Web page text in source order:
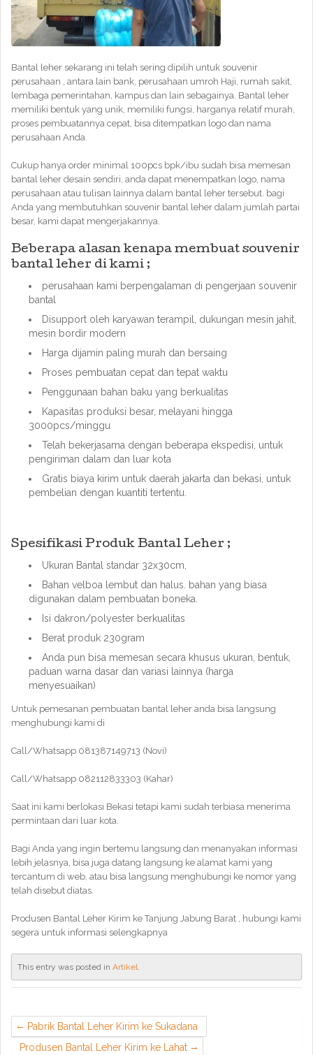
Bantal leher sekarang ini telah sering dipilih untuk souvenir
perusahaan , antara lain bank, perusahaan umroh Haji, rumah sakit,
lembaga pemerintahan, kampus dan lain sebagainya. Bantal leher
memiliki bentuk yang unik, memiliki fungsi, harganya relatif murah,
proses pembuatannya cepat, bisa ditempatkan logo dan nama
perusahaan Anda.
Cukup hanya order minimal 100pcs bpk/ibu sudah bisa memesan
bantal leher desain sendiri, anda dapat menempatkan logo, nama
perusahaan atau tulisan lainnya dalam bantal leher tersebut. bagi
Anda yang membutuhkan souvenir bantal leher dalam jumlah partai
besar, kami dapat mengerjakannya.
Beberapa alasan kenapa membuat souvenir
bantal leher di kami ;
perusahaan kami berpengalaman di pengerjaan souvenir
bantal
Disupport oleh karyawan terampil, dukungan mesin jahit,
mesin bordir modern
Harga dijamin paling murah dan bersaing
Proses pembuatan cepat dan tepat waktu
Penggunaan bahan baku yang berkualitas
Kapasitas produksi besar, melayani hingga
3000pcs/minggu
Telah bekerjasama dengan beberapa ekspedisi, untuk
pengiriman dalam dan luar kota
Gratis biaya kirim untuk daerah jakarta dan bekasi, untuk
pembelian dengan kuantiti tertentu.
Spesifikasi Produk Bantal Leher ;
Ukuran Bantal standar 32x30cm,
Bahan velboa lembut dan halus. bahan yang biasa
digunakan dalam pembuatan boneka.
Isi dakron/polyester berkualitas
Berat produk 230gram
Anda pun bisa memesan secara khusus ukuran, bentuk,
paduan warna dasar dan variasi lainnya (harga
menyesuaikan)
Untuk pemesanan pembuatan bantal leher anda bisa langsung
menghubungi kami di
Call/Whatsapp 081387149713 (Novi)
Call/Whatsapp 082112833303 (Kahar)
Saat ini kami berlokasi Bekasi tetapi kami sudah terbiasa menerima
permintaan dari luar kota.
Bagi Anda yang ingin bertemu langsung dan menanyakan informasi
lebih jelasnya, bisa juga datang langsung ke alamat kami yang
tercantum di web. atau bisa langsung menghubungi ke nomor yang
telah disebut diatas.
Produsen Bantal Leher Kirim ke Tanjung Jabung Barat , hubungi kami
segera untuk informasi selengkapnya
This entry was posted in Artikel.
Pabrik Bantal Leher Kirim ke Sukadana
Produsen Bantal Leher Kirim ke Lahat